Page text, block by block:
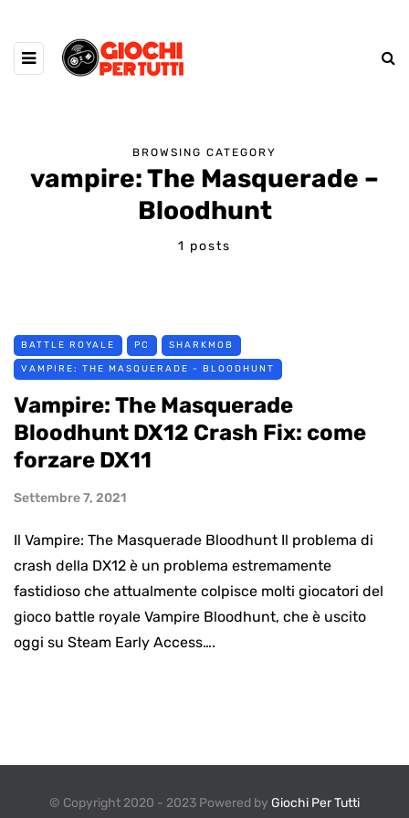
BROWSING CATEGORY
vampire: The Masquerade –
Bloodhunt
1 posts
BATTLE ROYALE PC SHARKMOB
VAMPIRE: THE MASQUERADE - BLOODHUNT
Vampire: The Masquerade
Bloodhunt DX12 Crash Fix: come
forzare DX11
Settembre 7, 2021
Il Vampire: The Masquerade Bloodhunt Il problema di
crash della DX12 è un problema estremamente
fastidioso che attualmente colpisce molti giocatori del
gioco battle royale Vampire Bloodhunt, che è uscito
oggi su Steam Early Access….
© Copyright 2020 - 2023 Powered by Giochi Per Tutti